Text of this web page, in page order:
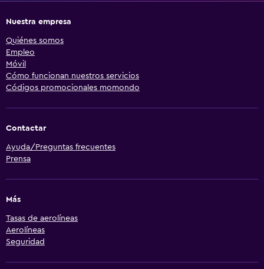
Nuestra empresa
Quiénes somos
Empleo
Móvil
Cómo funcionan nuestros servicios
Códigos promocionales momondo
Contactar
Ayuda/Preguntas frecuentes
Prensa
Más
Tasas de aerolíneas
Aerolíneas
Seguridad